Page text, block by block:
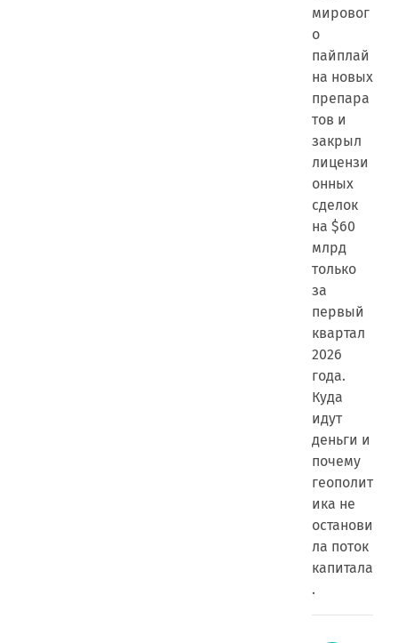
мировог
о
пайплай
на новых
препара
тов и
закрыл
лицензи
онных
сделок
на $60
млрд
только
за
первый
квартал
2026
года.
Куда
идут
деньги и
почему
геополит
ика не
останови
ла поток
капитала
.